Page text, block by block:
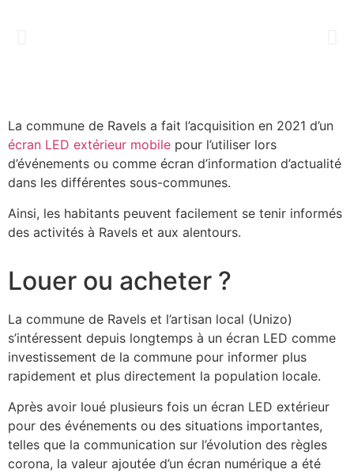
La commune de Ravels a fait l’acquisition en 2021 d’un
écran LED extérieur mobile pour l’utiliser lors
d’événements ou comme écran d’information d’actualité
dans les différentes sous-communes.
Ainsi, les habitants peuvent facilement se tenir informés
des activités à Ravels et aux alentours.
Louer ou acheter ?
La commune de Ravels et l’artisan local (Unizo)
s’intéressent depuis longtemps à un écran LED comme
investissement de la commune pour informer plus
rapidement et plus directement la population locale.
Après avoir loué plusieurs fois un écran LED extérieur
pour des événements ou des situations importantes,
telles que la communication sur l’évolution des règles
corona, la valeur ajoutée d’un écran numérique a été